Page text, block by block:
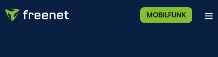
MOBILFUNK